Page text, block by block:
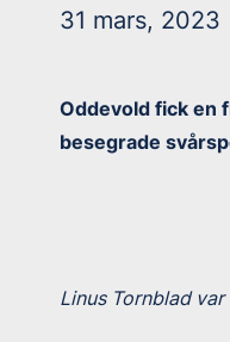
31 mars, 2023
Oddevold fick en
besegrade
Linus Tornblad